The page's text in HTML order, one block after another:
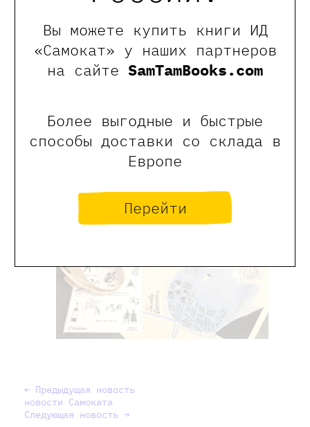
Вы можете купить книги ИД
«Самокат» у наших партнеров
на сайте SamTamBooks.com
Более выгодные и быстрые
способы доставки со склада в
Европе
Перейти
3 приз— книжка Алексея Олейникова
«Евгений Онегин. Графический
← Предыдущая новость
новости Самоката
Следующая новость →